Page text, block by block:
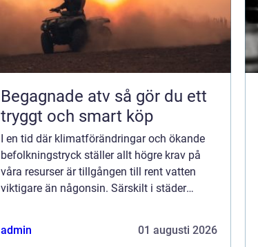
Begagnade atv så gör du ett
tryggt och smart köp
I en tid där klimatförändringar och ökande
befolkningstryck ställer allt högre krav på
våra resurser är tillgången till rent vatten
viktigare än någonsin. Särskilt i städer
admin
01 augusti 2026